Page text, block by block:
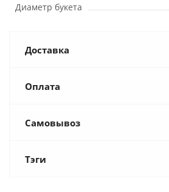
Диаметр букета
Доставка
Оплата
Самовывоз
Тэги